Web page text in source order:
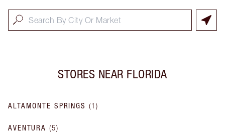
STORES NEAR FLORIDA
ALTAMONTE SPRINGS (1 )
AVENTURA (5)